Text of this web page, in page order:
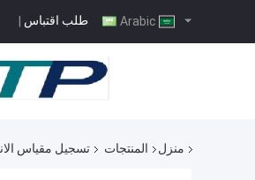
طلب اقتباس |
منزل المنتجات تسجيل مقياس